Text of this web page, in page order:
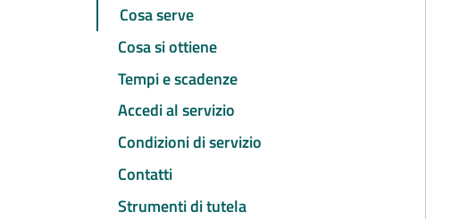
Cosa serve
Cosa si ottiene
Tempi e scadenze
Accedi al servizio
Condizioni di servizio
Contatti
Strumenti di tutela